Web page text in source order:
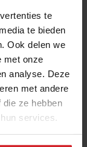
te
te bieden
Ook delen we
met onze
analyse. Deze
met andere
ze hebben
services.
fijner dan de
is
voedseltuin